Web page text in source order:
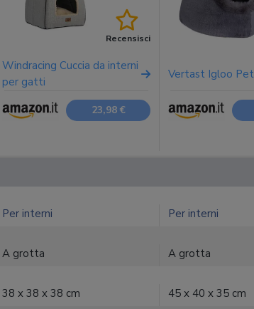
Recensisci
Windracing Cuccia da interni
per gatti
Vertast Igloo Pet
23,98 €
Per interni Per interni
A grotta A grotta
38 x 38 x 38 cm 45 x 40 x 35 cm